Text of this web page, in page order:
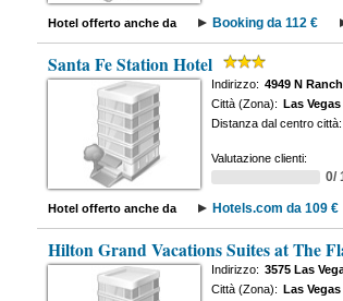
Hotel offerto anche da Booking da 112 €
Santa Fe Station Hotel
Indirizzo: 4949 N
Città (Zona): Las Vegas
Distanza dal centro città:
Valutazione clienti:
0/
Hotel offerto anche da Hotels.com da 109 €
Hilton Grand Vacations Suites at The
Indirizzo: 3575 Las
Città (Zona): Las Vegas